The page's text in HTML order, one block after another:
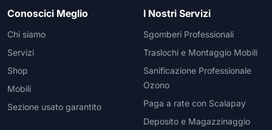
Conoscici Meglio
Chi siamo
Servizi
Shop
Mobili
Sezione usato garantito
I Nostri Servizi
Sgomberi Professionali
Traslochi e Montaggio Mobili
Sanificazione Professionale
Ozono
Paga a rate con Scalapay
Deposito e Magazzinaggio